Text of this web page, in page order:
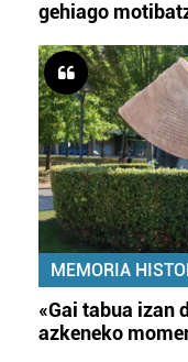
gehiago
MEMORIA
«Gai tabua izan
azkeneko